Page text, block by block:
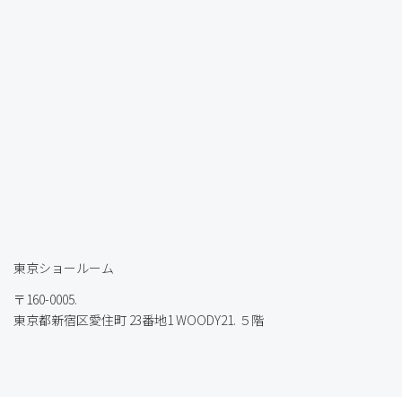
東京ショールーム
〒160-0005.
東京都新宿区愛住町 23番地1 WOODY21. ５階